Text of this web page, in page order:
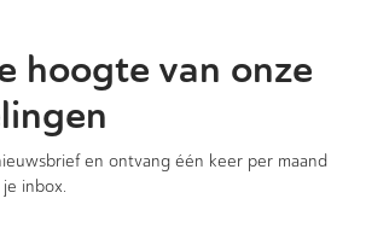
hoogte van onze
en ontvang één keer per maand
inbox.